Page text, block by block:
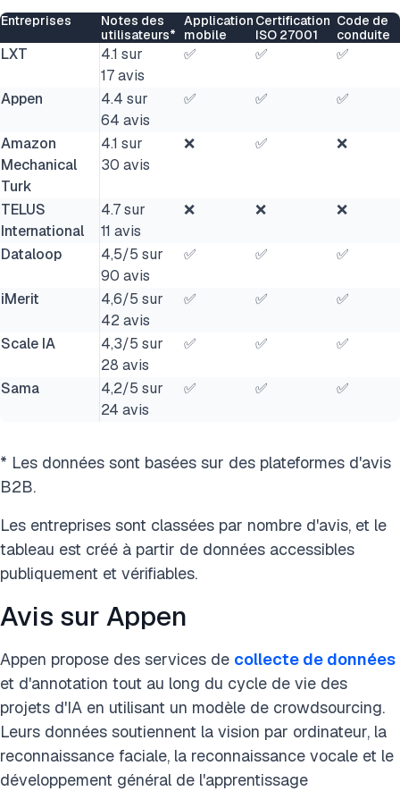
Entreprises
Notes des
utilisateurs*
Application
mobile
Certification
ISO 27001
Code de
conduite
LXT
4.1 sur
17 avis
✅ ✅ ✅
Appen
4.4 sur
64 avis
✅ ✅ ✅
Amazon
Mechanical
Turk
4.1 sur
30 avis
❌ ✅ ❌
TELUS
International
4.7 sur
11 avis
❌ ❌ ❌
Dataloop
4,5/5 sur
90 avis
✅ ✅ ✅
iMerit
4,6/5 sur
42 avis
✅ ✅ ✅
Scale IA
4,3/5 sur
28 avis
✅ ✅ ✅
Sama
4,2/5 sur
24 avis
✅ ✅ ✅
* Les données sont basées sur des plateformes d'avis
B2B.
Les entreprises sont classées par nombre d'avis, et le
tableau est créé à partir de données accessibles
publiquement et vérifiables.
Avis sur Appen
Appen propose des services de collecte de données
et d'annotation tout au long du cycle de vie des
projets d'IA en utilisant un modèle de crowdsourcing.
Leurs données soutiennent la vision par ordinateur, la
reconnaissance faciale, la reconnaissance vocale et le
développement général de l'apprentissage